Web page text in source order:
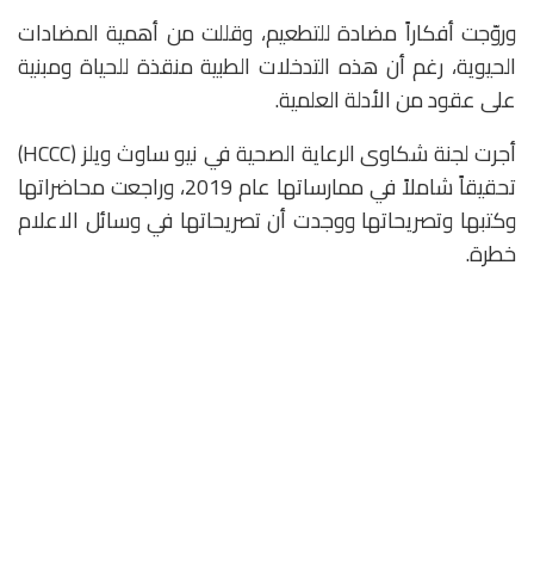
وروّجت أفكاراً مضادة للتطعيم، وقللت من أهمية المضادات
الحيوية، رغم أن هذه التدخلات الطبية منقذة للحياة ومبنية
على عقود من الأدلة العلمية.
أجرت لجنة شكاوى الرعاية الصحية في نيو ساوث ويلز (HCCC)
تحقيقاً شاملاً في ممارساتها عام 2019، وراجعت محاضراتها
وكتبها وتصريحاتها ووجدت أن تصريحاتها في وسائل الاعلام
خطرة.